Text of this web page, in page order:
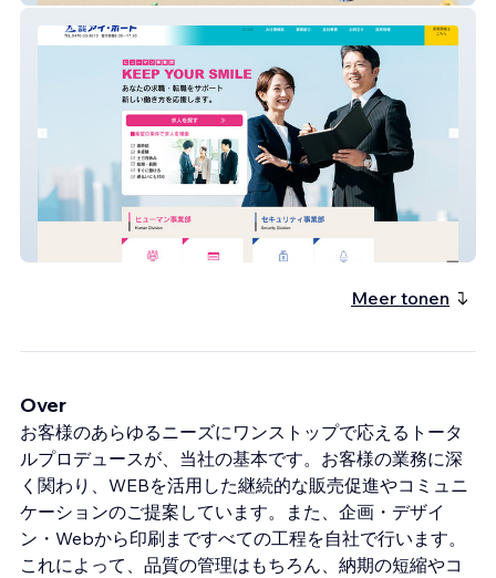
Meer tonen
Over
お客様のあらゆるニーズにワンストップで応えるトータ
ルプロデュースが、当社の基本です。お客様の業務に深
く関わり、WEBを活用した継続的な販売促進やコミュニ
ケーションのご提案しています。また、企画・デザイ
ン・Webから印刷まですべての工程を自社で行います。
これによって、品質の管理はもちろん、納期の短縮やコ